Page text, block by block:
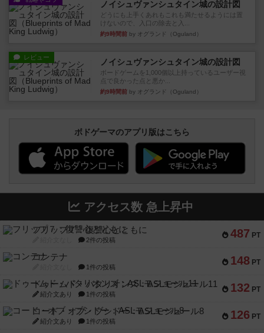
ノイシュヴァンシュタイン城の設計図
どうにも上手くあれもこれも満たせるようには置
けないので、入口の除去と入...
約9時間前 by オグランド（Oguland）
レビュー ノイシュヴァンシュタイン城の設計図
ボードゲームを1,000個以上持っているユーザー視
点で良かった点と悪か...
約9時間前 by オグランド（Oguland）
ボドゲーマのアプリ版はこちら
アクセス数 急上昇中
487 PT
フリップ７：復讐心とともに
2件の投稿
148 PT
コンテナ
1件の投稿
132 PT
ドゥームド・バタリオンズ：ASLモジュール11
紹介文あり 1件の投稿
126 PT
コード・オブ・ブシドー：ASLモジュール8
紹介文あり 1件の投稿